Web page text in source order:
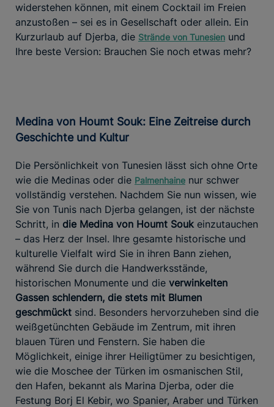
widerstehen können, mit einem Cocktail im Freien
anzustoßen – sei es in Gesellschaft oder allein. Ein
Kurzurlaub auf Djerba, die Strände von Tunesien und
Ihre beste Version: Brauchen Sie noch etwas mehr?
Medina von Houmt Souk: Eine Zeitreise durch
Geschichte und Kultur
Die Persönlichkeit von Tunesien lässt sich ohne Orte
wie die Medinas oder die Palmenhaine nur schwer
vollständig verstehen. Nachdem Sie nun wissen, wie
Sie von Tunis nach Djerba gelangen, ist der nächste
Schritt, in die Medina von Houmt Souk einzutauchen
– das Herz der Insel. Ihre gesamte historische und
kulturelle Vielfalt wird Sie in ihren Bann ziehen,
während Sie durch die Handwerksstände,
historischen Monumente und die verwinkelten
Gassen schlendern, die stets mit Blumen
geschmückt sind. Besonders hervorzuheben sind die
weißgetünchten Gebäude im Zentrum, mit ihren
blauen Türen und Fenstern. Sie haben die
Möglichkeit, einige ihrer Heiligtümer zu besichtigen,
wie die Moschee der Türken im osmanischen Stil,
den Hafen, bekannt als Marina Djerba, oder die
Festung Borj El Kebir, wo Spanier, Araber und Türken